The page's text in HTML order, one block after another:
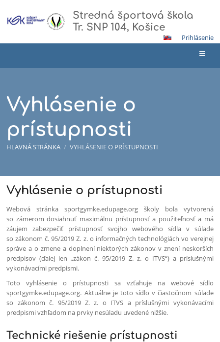
Stredná športová škola
Tr. SNP 104, Košice
Prihlásenie
Vyhlásenie o
prístupnosti
HLAVNÁ STRÁNKA / VYHLÁSENIE O PRÍSTUPNOSTI
Vyhlásenie
prístupnosti
Vyhlásenie o prístupnosti
Webová stránka sportgymke.edupage.org školy bola vytvorená
so zámerom dosiahnuť maximálnu prístupnosť a použiteľnosť a má
záujem zabezpečiť prístupnosť svojho webového sídla v súlade
so zákonom č. 95/2019 Z. z. o informačných technológiách vo verejnej
správe a o zmene a doplnení niektorých zákonov v znení neskorších
predpisov (ďalej len „zákon č. 95/2019 Z. z. o ITVS“) a príslušnými
vykonávacími predpismi.
Toto vyhlásenie o prístupnosti sa vzťahuje na webové sídlo
sportgymke.edupage.org. Aktuálne je toto sídlo v čiastočnom súlade
so zákonom č. 95/2019 Z. z. o ITVS a príslušnými vykonávacími
predpismi vzhľadom na prvky nesúladu uvedené nižšie.
Technické riešenie prístupnosti